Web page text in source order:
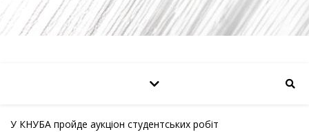
У КНУБА пройде аукціон студентських робіт